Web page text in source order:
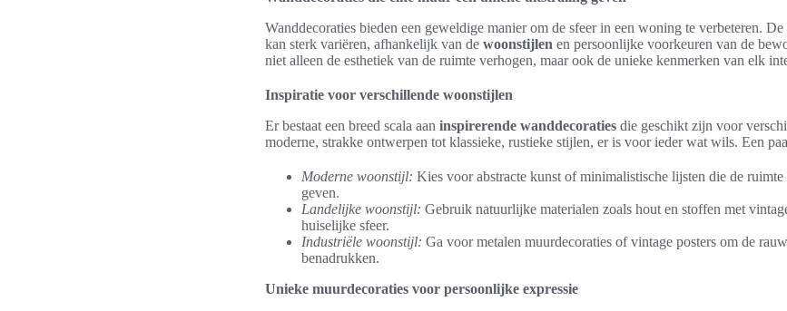
Wanddecoraties bieden een geweldige manier om de sfeer in een woning te verbeteren.
kan sterk variëren, afhankelijk van de woonstijlen en persoonlijke voorkeuren van de
niet alleen de esthetiek van de ruimte verhogen, maar ook de unieke kenmerken van elk
Inspiratie voor verschillende woonstijlen
Er bestaat een breed scala aan inspirerende wanddecoraties die geschikt zijn voor
moderne, strakke ontwerpen tot klassieke, rustieke stijlen, er is voor ieder wat wils. Een
Moderne woonstijl: Kies voor abstracte kunst of minimalistische lijsten die de
geven.
Landelijke woonstijl: Gebruik natuurlijke materialen zoals hout en stoffen met
huiselijke sfeer.
Industriële woonstijl: Ga voor metalen muurdecoraties of vintage posters om de
benadrukken.
Unieke muurdecoraties voor persoonlijke expressie